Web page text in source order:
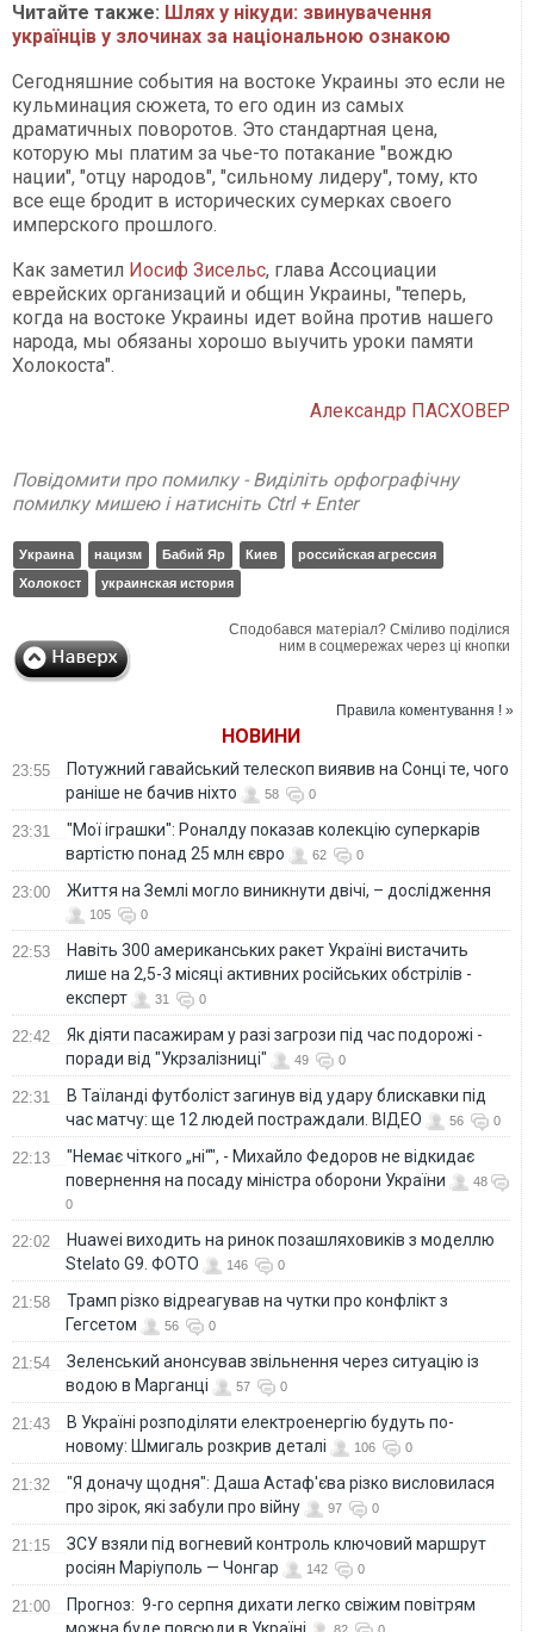
Читайте также: Шлях у нікуди: звинувачення
українців у злочинах за національною ознакою
Сегодняшние события на востоке Украины это если не
кульминация сюжета, то его один из самых
драматичных поворотов. Это стандартная цена,
которую мы платим за чье-то потакание "вождю
нации", "отцу народов", "сильному лидеру", тому, кто
все еще бродит в исторических сумерках своего
имперского прошлого.
Как заметил Иосиф Зисельс, глава Ассоциации
еврейских организаций и общин Украины, "теперь,
когда на востоке Украины идет война против нашего
народа, мы обязаны хорошо выучить уроки памяти
Холокоста".
Александр ПАСХОВЕР
Повідомити про помилку - Виділіть орфографічну
помилку мишею і натисніть Ctrl + Enter
Украина нацизм Бабий Яр Киев
российская агрессия
Холокост
украинская история
Сподобався матеріал? Сміливо поділися
ним в соцмережах через ці кнопки
Правила коментування ! »
НОВИНИ
23:55
Потужний гавайський телескоп виявив на Сонці те, чого
раніше не бачив ніхто
58 0
23:31
"Мої іграшки": Роналду показав колекцію суперкарів
вартістю понад 25 млн євро
62 0
23:00 Життя на Землі могло виникнути двічі, – дослідження
105 0
22:53
Навіть 300 американських ракет Україні вистачить
лише на 2,5-3 місяці активних російських обстрілів -
експерт
31 0
22:42
Як діяти пасажирам у разі загрози під час подорожі -
поради від "Укрзалізниці"
49 0
22:31
В Таїланді футболіст загинув від удару блискавки під
час матчу: ще 12 людей постраждали. ВІДЕО
56 0
22:13
"Немає чіткого „ні“", - Михайло Федоров не відкидає
повернення на посаду міністра оборони України
48
0
22:02
Huawei виходить на ринок позашляховиків з моделлю
Stelato G9. ФОТО
146 0
21:58
Трамп різко відреагував на чутки про конфлікт з
Гегсетом
56 0
21:54
Зеленський анонсував звільнення через ситуацію із
водою в Марганці
57 0
21:43
В Україні розподіляти електроенергію будуть по-
новому: Шмигаль розкрив деталі
106 0
21:32
"Я доначу щодня": Даша Астаф'єва різко висловилася
про зірок, які забули про війну
97 0
21:15
ЗСУ взяли під вогневий контроль ключовий маршрут
росіян Маріуполь — Чонгар
142 0
21:00
Прогноз: 9-го серпня дихати легко свіжим повітрям